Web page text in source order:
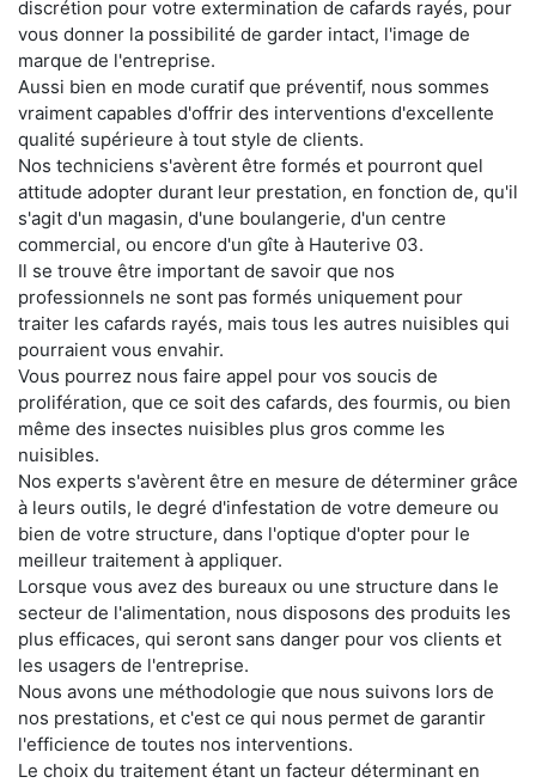
discrétion pour votre extermination de cafards rayés, pour
vous donner la possibilité de garder intact, l'image de
marque de l'entreprise.
Aussi bien en mode curatif que préventif, nous sommes
vraiment capables d'offrir des interventions d'excellente
qualité supérieure à tout style de clients.
Nos techniciens s'avèrent être formés et pourront quel
attitude adopter durant leur prestation, en fonction de, qu'il
s'agit d'un magasin, d'une boulangerie, d'un centre
commercial, ou encore d'un gîte à Hauterive 03.
Il se trouve être important de savoir que nos
professionnels ne sont pas formés uniquement pour
traiter les cafards rayés, mais tous les autres nuisibles qui
pourraient vous envahir.
Vous pourrez nous faire appel pour vos soucis de
prolifération, que ce soit des cafards, des fourmis, ou bien
même des insectes nuisibles plus gros comme les
nuisibles.
Nos experts s'avèrent être en mesure de déterminer grâce
à leurs outils, le degré d'infestation de votre demeure ou
bien de votre structure, dans l'optique d'opter pour le
meilleur traitement à appliquer.
Lorsque vous avez des bureaux ou une structure dans le
secteur de l'alimentation, nous disposons des produits les
plus efficaces, qui seront sans danger pour vos clients et
les usagers de l'entreprise.
Nous avons une méthodologie que nous suivons lors de
nos prestations, et c'est ce qui nous permet de garantir
l'efficience de toutes nos interventions.
Le choix du traitement étant un facteur déterminant en